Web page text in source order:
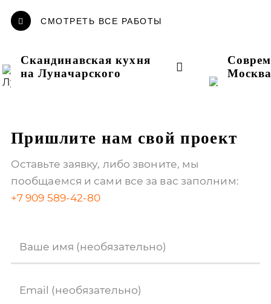
СМОТРЕТЬ ВСЕ РАБОТЫ
Скандинавская кухня
на Луначарского
Пришлите нам свой проект
Оставьте заявку, либо звоните, мы
пообщаемся и сами все за вас заполним:
+7 909 589-42-80
Ваше имя (необязательно)
Email (необязательно)